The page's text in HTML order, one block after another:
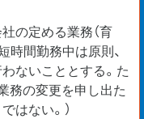
社の定める業務（育
時間勤務中は原則、
ないこととする。た
務の変更を申し出た
はない。）